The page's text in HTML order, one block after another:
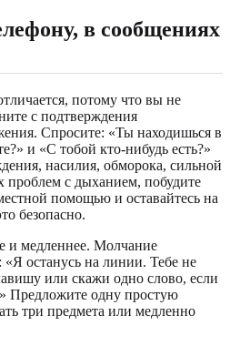
в сообщениях
потому что вы не
с подтверждения
Спросите: «Ты находишься в
и «С тобой кто-нибудь есть?»
насилия, обморока, сильной
проблем с дыханием, побудите
помощью и оставайтесь на
безопасно.
и медленнее. Молчание
останусь на линии. Тебе не
или скажи одно слово, если
Предложите одну простую
три предмета или медленно